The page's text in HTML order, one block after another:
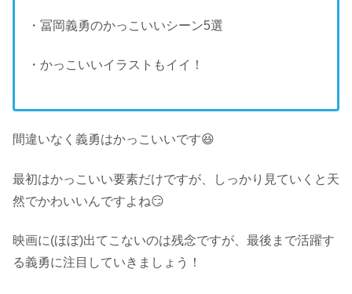
・冨岡義勇のかっこいいシーン5選
・かっこいいイラストもイイ！
間違いなく義勇はかっこいいです😆
最初はかっこいい要素だけですが、しっかり見ていくと天
然でかわいいんですよね😏
映画に(ほぼ)出てこないのは残念ですが、最後まで活躍す
る義勇に注目していきましょう！